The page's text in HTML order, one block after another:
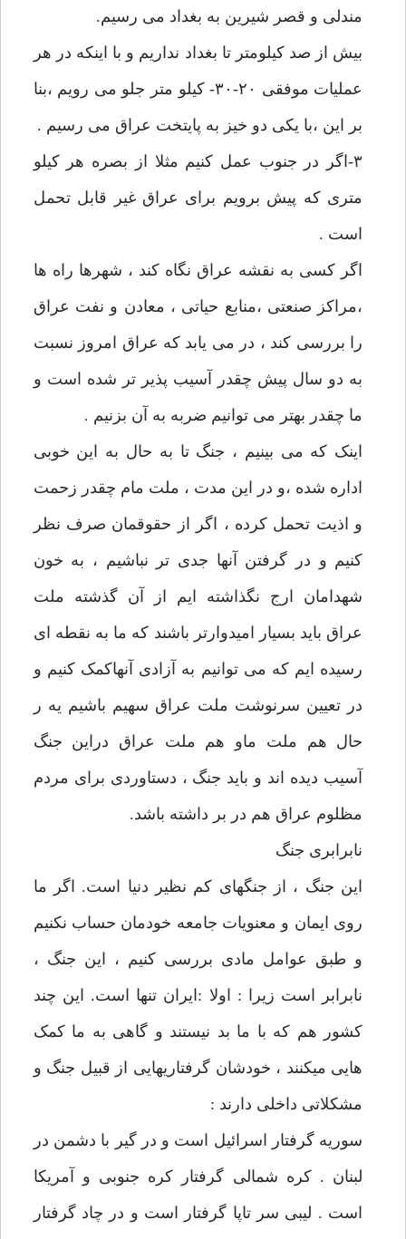
مندلی و قصر شیرین به بغداد می رسیم.
بیش از صد کیلومتر تا بغداد نداریم و با اینکه در هر
عملیات موفقی ۲۰-۳۰- کیلو متر جلو می رویم ،‌بنا
بر این ،با یکی دو خیز به پایتخت عراق می رسیم .
۳-اگر در جنوب عمل کنیم مثلا از بصره هر کیلو
متری که پیش برویم برای عراق غیر قابل تحمل
است .
اگر کسی به نقشه عراق نگاه کند ، شهرها راه ها
،‌مراکز صنعتی ،منابع حیاتی ، معادن و نفت عراق
را بررسی کند ، در می یابد که عراق امروز نسبت
به دو سال پیش چقدر آسیب پذیر تر شده است و
ما چقدر بهتر می توانیم ضربه به آن بزنیم .
اینک که می بینیم ، جنگ تا به حال به این خوبی
اداره شده ،‌و در این مدت ، ملت مام چقدر زحمت
و اذیت تحمل کرده ، اگر از حقوقمان صرف نظر
کنیم و در گرفتن آنها جدی تر نباشیم ، به خون
شهدامان ارج نگذاشته ایم از آن گذشته ملت
عراق باید بسیار امیدوارتر باشند که ما به نقطه ای
رسیده ایم که می توانیم به آزادی آنهاکمک کنیم و
در تعیین سرنوشت ملت عراق سهیم باشیم یه ر
حال هم ملت ماو هم ملت عراق دراین جنگ
آسیب دیده اند و باید جنگ ، دستاوردی برای مردم
مظلوم عراق هم در بر داشته باشد.
نابرابری جنگ
این جنگ ، از جنگهای کم نظیر دنیا است. اگر ما
روی ایمان و معنویات جامعه خودمان حساب نکنیم
و طبق عوامل مادی بررسی کنیم ، این جنگ ،
نابرابر است زیرا : اولا :ایران تنها است. این چند
کشور هم که با ما بد نیستند و گاهی به ما کمک
هایی میکنند ، خودشان گرفتاریهایی از قبیل جنگ و
مشکلاتی داخلی دارند :
سوریه گرفتار اسرائیل است و در گیر با دشمن در
لبنان . کره شمالی گرفتار کره جنوبی و آمریکا
است . لیبی سر تاپا گرفتار است و در چاد گرفتار